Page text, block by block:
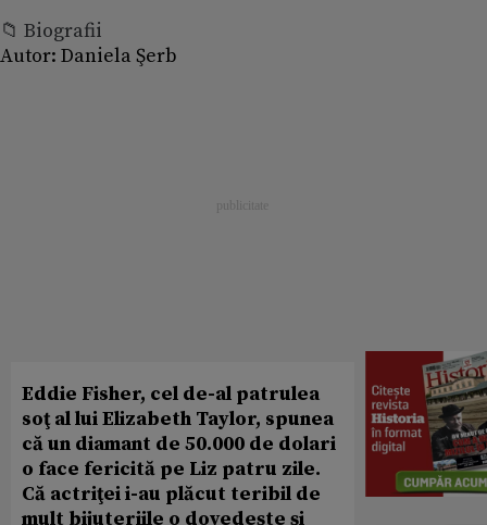
📁 Biografii
Autor: Daniela Şerb
Eddie Fisher, cel de-al patrulea
soţ al lui Elizabeth Taylor, spunea
că un diamant de 50.000 de dolari
o face fericită pe Liz patru zile.
Că actriţei i-au plăcut teribil de
mult bijuteriile o dovedeşte şi